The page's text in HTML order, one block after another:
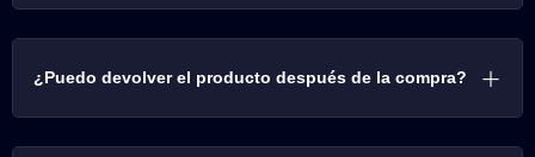
¿Puedo devolver el producto después de la compra?